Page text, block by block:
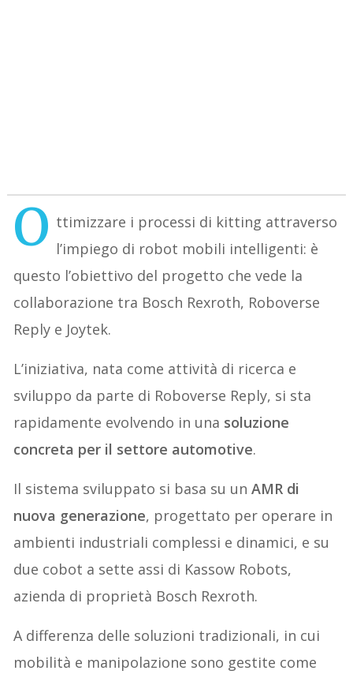
O ttimizzare i processi di kitting attraverso
l’impiego di robot mobili intelligenti: è
questo l’obiettivo del progetto che vede la
collaborazione tra Bosch Rexroth, Roboverse
Reply e Joytek.
L’iniziativa, nata come attività di ricerca e
sviluppo da parte di Roboverse Reply, si sta
rapidamente evolvendo in una soluzione
concreta per il settore automotive.
Il sistema sviluppato si basa su unAMR di
nuova generazione, progettato per operare in
ambienti industriali complessi e dinamici, e su
due cobot a sette assi di Kassow Robots,
azienda di proprietà Bosch Rexroth.
A differenza delle soluzioni tradizionali, in cui
mobilità e manipolazione sono gestite come